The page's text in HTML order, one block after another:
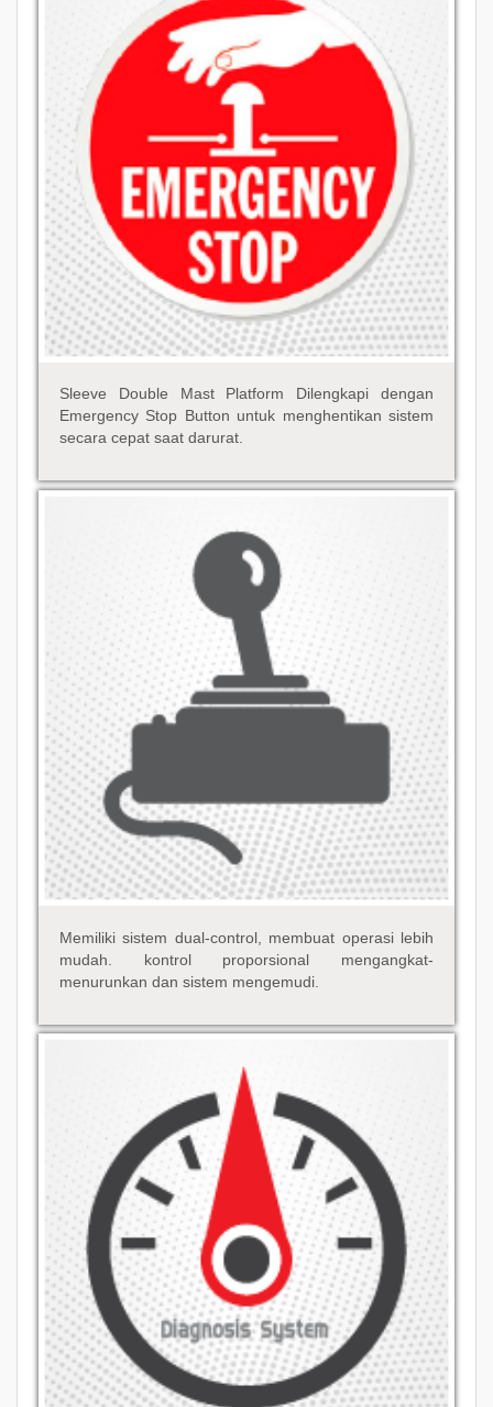
Sleeve Double Mast Platform Dilengkapi dengan
Emergency Stop Button untuk menghentikan sistem
secara cepat saat darurat.
Memiliki sistem dual-control, membuat operasi lebih
mudah. kontrol proporsional mengangkat-
menurunkan dan sistem mengemudi.